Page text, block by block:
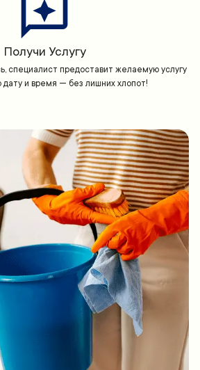
Получи Услугу
специалист предоставит желаемую услугу
дату и время — без лишних хлопот!